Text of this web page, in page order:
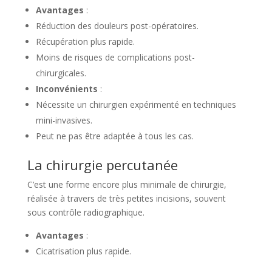
Avantages :
Réduction des douleurs post-opératoires.
Récupération plus rapide.
Moins de risques de complications post-
chirurgicales.
Inconvénients :
Nécessite un chirurgien expérimenté en techniques
mini-invasives.
Peut ne pas être adaptée à tous les cas.
La chirurgie percutanée
C’est une forme encore plus minimale de chirurgie,
réalisée à travers de très petites incisions, souvent
sous contrôle radiographique.
Avantages :
Cicatrisation plus rapide.